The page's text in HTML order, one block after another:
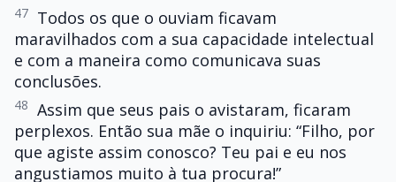
47 Todos os que o ouviam ficavam
maravilhados com a sua capacidade intelectual
e com a maneira como comunicava suas
conclusões.
48 Assim que seus pais o avistaram, ficaram
perplexos. Então sua mãe o inquiriu: “Filho, por
que agiste assim conosco? Teu pai e eu nos
angustiamos muito à tua procura!”